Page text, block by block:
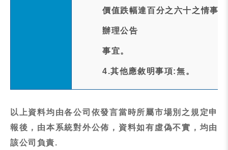
價值跌幅達百分之六十之情事
辦理公告
事宜。
4.其他應敘明事項:無。
以上資料均由各公司依發言當時所屬市場別之規定申
報後，由本系統對外公佈，資料如有虛偽不實，均由
該公司負責.